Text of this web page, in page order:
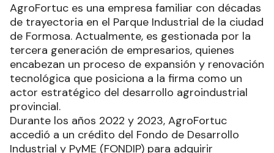
AgroFortuc es una empresa familiar con décadas
de trayectoria en el Parque Industrial de la ciudad
de Formosa. Actualmente, es gestionada por la
tercera generación de empresarios, quienes
encabezan un proceso de expansión y renovación
tecnológica que posiciona a la firma como un
actor estratégico del desarrollo agroindustrial
provincial.
Durante los años 2022 y 2023, AgroFortuc
accedió a un crédito del Fondo de Desarrollo
Industrial y PyME (FONDIP) para adquirir